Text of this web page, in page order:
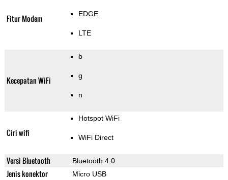
Fitur Modem EDGE
LTE
Kecepatan WiFi
b
g
n
Ciri wifi
Hotspot WiFi
WiFi Direct
Versi Bluetooth Bluetooth 4.0
Jenis konektor Micro USB